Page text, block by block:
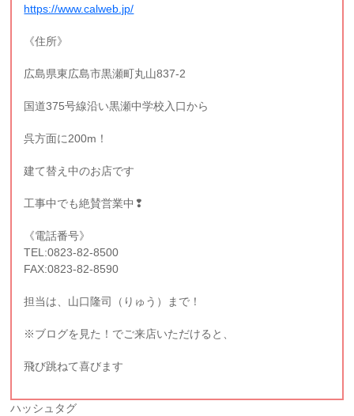
https://www.calweb.jp/
《住所》
広島県東広島市黒瀬町丸山837-2
国道375号線沿い黒瀬中学校入口から
呉方面に200m！
建て替え中のお店です
工事中でも絶賛営業中❢
《電話番号》
TEL:0823-82-8500
FAX:0823-82-8590
担当は、山口隆司（りゅう）まで！
※ブログを見た！でご来店いただけると、
飛び跳ねて喜びます
ハッシュタグ